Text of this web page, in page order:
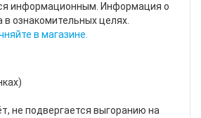
информационным. Информация о
ознакомительных целях.
в магазине.
не подвергается выгоранию на